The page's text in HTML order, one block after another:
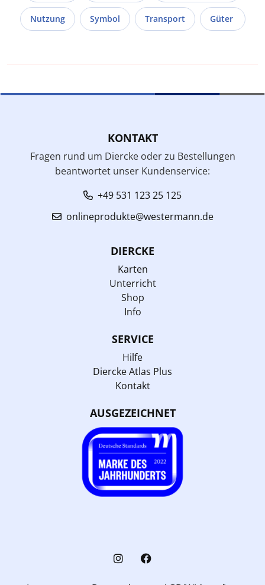
Nutzung Symbol Transport Güter
KONTAKT
Fragen rund um Diercke oder zu Bestellungen
beantwortet unser Kundenservice:
+49 531 123 25 125
onlineprodukte@westermann.de
DIERCKE
Karten
Unterricht
Shop
Info
SERVICE
Hilfe
Diercke Atlas Plus
Kontakt
AUSGEZEICHNET